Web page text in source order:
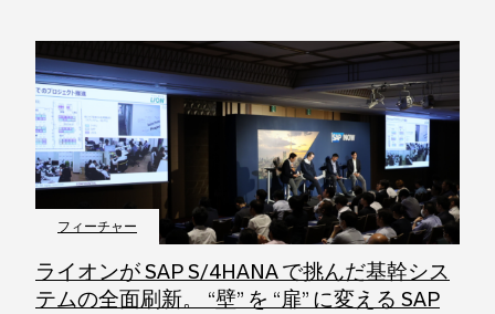
フィーチャー
ライオンが SAP S/4HANA で挑んだ基幹シス
テムの全面刷新。 “壁” を “扉” に変える SAP